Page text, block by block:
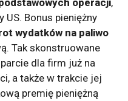
US. Bonus pieniężny
wydatków na paliwo
Tak skonstruowane
dla firm już na
a także w trakcie jej
premię pieniężną